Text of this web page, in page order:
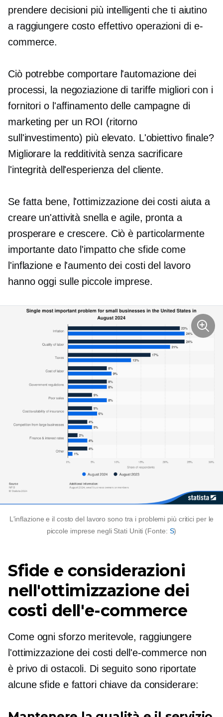
prendere decisioni più intelligenti che ti aiutino
a raggiungere costo effettivo operazioni di e-
commerce.
Ciò potrebbe comportare l'automazione dei
processi, la negoziazione di tariffe migliori con i
fornitori o l'affinamento delle campagne di
marketing per un ROI (ritorno
sull'investimento) più elevato. L'obiettivo finale?
Migliorare la redditività senza sacrificare
l'integrità dell'esperienza del cliente.
Se fatta bene, l'ottimizzazione dei costi aiuta a
creare un'attività snella e agile, pronta a
prosperare e crescere. Ciò è particolarmente
importante dato l'impatto che sfide come
l'inflazione e l'aumento dei costi del lavoro
hanno oggi sulle piccole imprese.
L'inflazione e il costo del lavoro sono tra i problemi più critici per le
piccole imprese negli Stati Uniti (Fonte: S)
Sfide e considerazioni
nell'ottimizzazione dei
costi dell'e-commerce
Come ogni sforzo meritevole, raggiungere
l'ottimizzazione dei costi dell'e-commerce non
è privo di ostacoli. Di seguito sono riportate
alcune sfide e fattori chiave da considerare: